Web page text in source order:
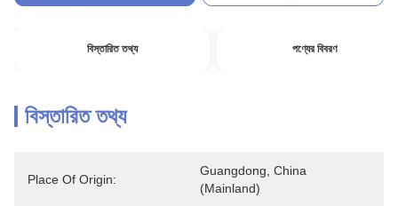
বিস্তারিত তথ্য পণ্যের বিবরণ
বিস্তারিত তথ্য
Place Of Origin:
Guangdong, China
(Mainland)